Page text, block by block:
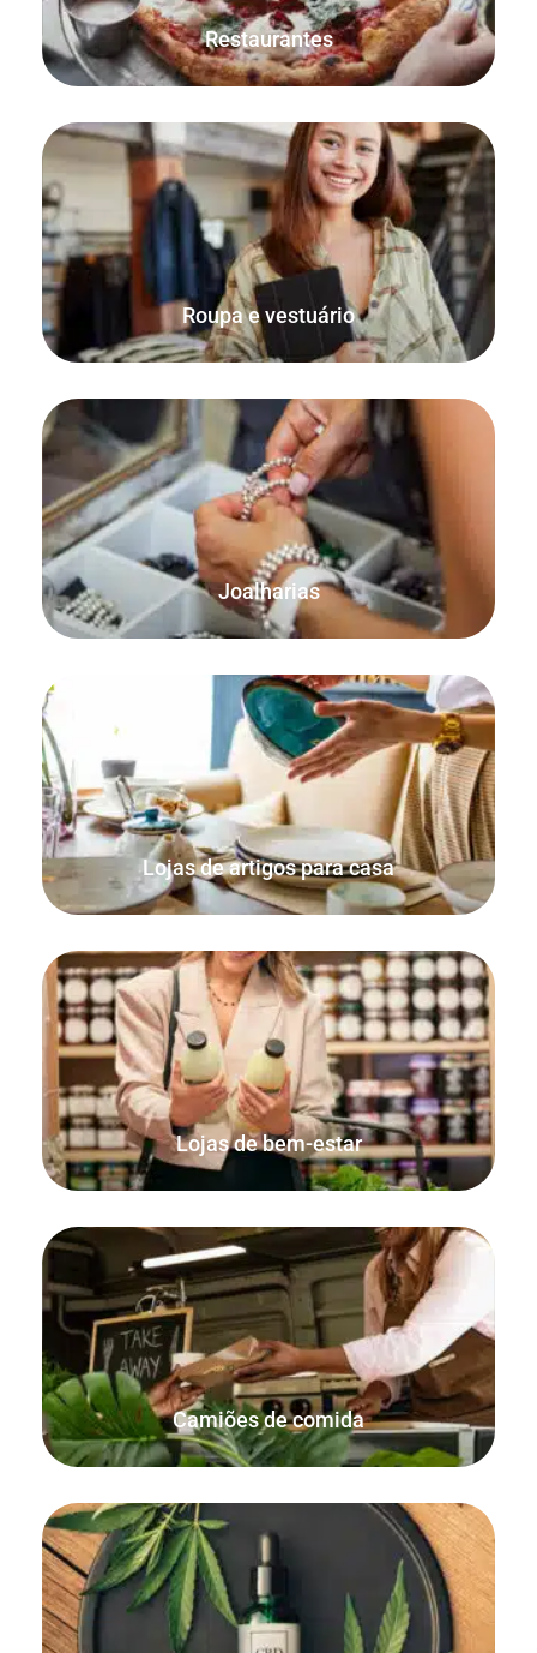
Restaurantes
Roupa e vestuário
O FooSales tem suporte integrado para variações do
WooCommerce, o que é perfeito para vender roupas e
vestuário.
Joalharias
Venda as suas jóias online, bem como a partir da sua loja
física, casa ou mercado.
Lojas de artigos para casa
Assegurar que as encomendas em linha e presenciais são
contabilizadas e que o seu stock se mantém atualizado.
Lojas de bem-estar
Vender artigos por peso ou qualquer unidade de medida
individual, como colheres ou comprimidos.
Camiões de comida
Simples, compacto, rápido e fiável. Tudo o que precisa
para vender alimentos e bebidas em qualquer lugar.
Utilize a funcionalidade integrada de quantidades
decimais para vender por peso, tanto online como
pessoalmente, com FooSales WooCommerce POS.